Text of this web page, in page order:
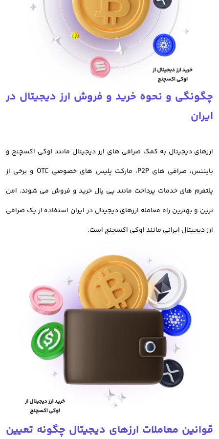
تفاوت صرافی ایرانی و خارجی
صرافی های خارجی ارز دیجیتال مانند بایننس، کوین بیس، بای بیت و سایر
صرافی های خارجی امکانات جالبی دارند اما مهمترین دلیلی که باعث شده
تا صرافی های ایرانی انتخاب هوشمندانه تری برای معامله ارز دیجیتال در
آنها میسر نمیباشد و ریسک مسدود شدن دارایی معامله گران ایرانی
وجود دارد. در این صورت امن ترین روش معامله ارز دیجیتال برای ایرانیان،
استفاده از خدمات صرافی های ایرانی است
خرید ارز دیجیتال
ها به عنوان دارایی غیر فیزیکی برای سرمایه گذاری استفاده میکنند.
در سال های اخیر خرید ارزهای دیجیتال و معامله آنها تبدیل به راهی برای
مقابله با تورم، سرمایه گذاری و کسب سود شده است.
خرید ارز دیجیتال از صرافی های ایرانی بهترین روش سرمایه گذاری در
ارزهای دیجیتال و معامله رمز ارز است. صرافی های ارز دیجیتال خارجی
مانند بایننس، کوکوین، کوینکس و بای بیت نیز برای معامله و خرید
فروش ارز دیجیتال مورد استفاده قرار میگیرند.
که البته باید توجه داشت با توجه به تحریم ها و دسترسی های محدود
چگونگی و نحوه خرید و فروش ارز دیجیتال در
ایران
ارزهای دیجیتال به کمک صرافی های ارز دیجیتال مانند اوکی اکسچنج و
بایننس، صرافی های P2P، مارکت پلیس های خصوصی OTC و برخی از
پلتفرم های خدمات پرداخت مانند پی پال خرید و فروش می شوند. امن
ترین و بهترین راه معامله ارزهای دیجیتال در ایران استفاده از یک صرافی
ارز دیجیتال ایرانی مانند اوکی اکسچنج است.
قوانین معاملات ارزهای دیجیتال چگونه تعیین